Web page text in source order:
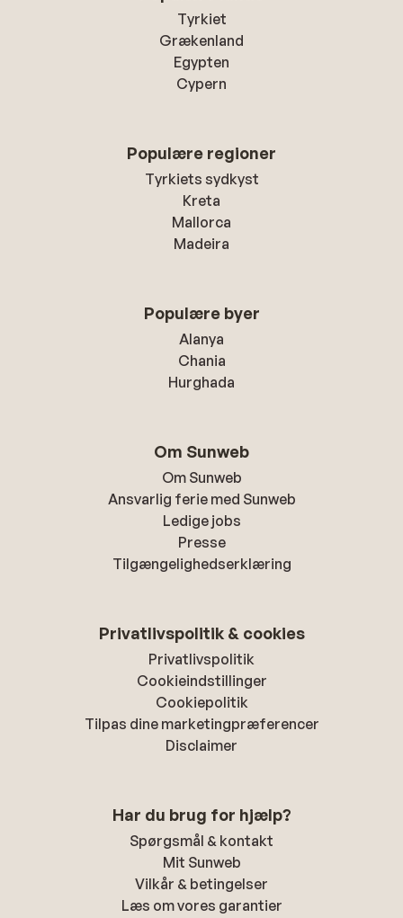
Tyrkiet
Grækenland
Egypten
Cypern
Populære regioner
Tyrkiets sydkyst
Kreta
Mallorca
Madeira
Populære byer
Alanya
Chania
Hurghada
Om Sunweb
Om Sunweb
Ansvarlig ferie med Sunweb
Ledige jobs
Presse
Tilgængelighedserklæring
Privatlivspolitik & cookies
Privatlivspolitik
Cookieindstillinger
Cookiepolitik
Tilpas dine marketingpræferencer
Disclaimer
Har du brug for hjælp?
Spørgsmål & kontakt
Mit Sunweb
Vilkår & betingelser
Læs om vores garantier